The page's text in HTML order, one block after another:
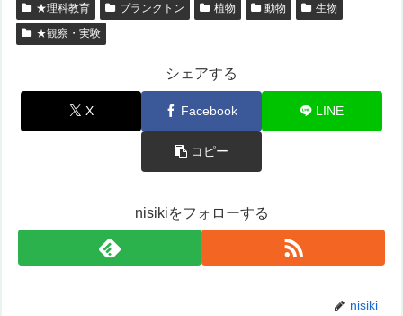
★理科教育 プランクトン 植物 動物
生物
★観察・実験
シェアする
X Facebook LINE
コピー
nisikiをフォローする
nisiki